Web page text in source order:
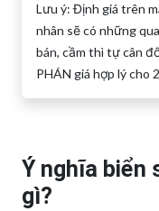
Lưu ý: Định giá trên
nhân sẽ có những
bán, cầm thì tự cân
PHÁN giá hợp lý cho
Ý nghĩa biển
gì?